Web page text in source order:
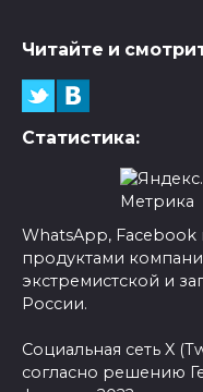
Читайте и
Статистика:
WhatsApp, Facebook
продуктами
экстремистской и
России.
Социальная сеть X
согласно решению